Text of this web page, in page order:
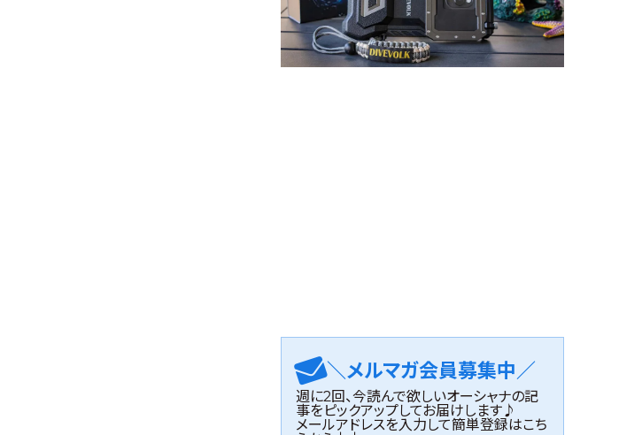
＼メルマガ会員募集中／
週に2回、今読んで欲しいオーシャナの記
事をピックアップしてお届けします♪
メールアドレスを入力して簡単登録はこち